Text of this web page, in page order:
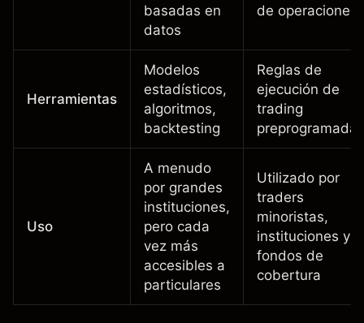
basadas en
datos
de operaciones
Herramientas
Modelos
estadísticos,
algoritmos,
backtesting
Reglas de
ejecución de
trading
preprogramadas
Uso
A menudo
por grandes
instituciones,
pero cada
vez más
accesibles a
particulares
Utilizado por
traders
minoristas,
instituciones y
fondos de
cobertura